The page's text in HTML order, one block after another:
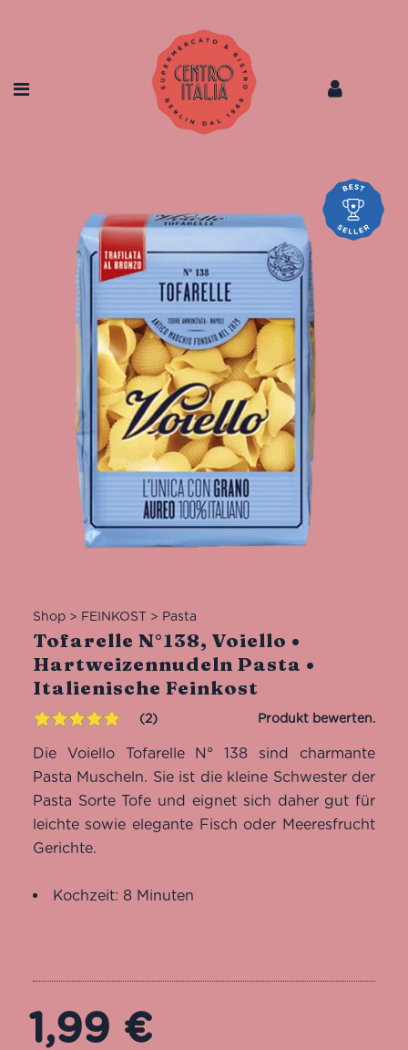
Shop> FEINKOST> Pasta
Tofarelle N°138, Voiello •
Hartweizennudeln Pasta •
Italienische Feinkost
5.00
von 5,
basierend
auf
Kundenbewertungen
2
Die Voiello Tofarelle N° 138 sind charmante
Pasta Muscheln. Sie ist die kleine Schwester der
Pasta Sorte Tofe und eignet sich daher gut für
leichte sowie elegante Fisch oder Meeresfrucht
Gerichte.
Kochzeit: 8 Minuten
1,99 €